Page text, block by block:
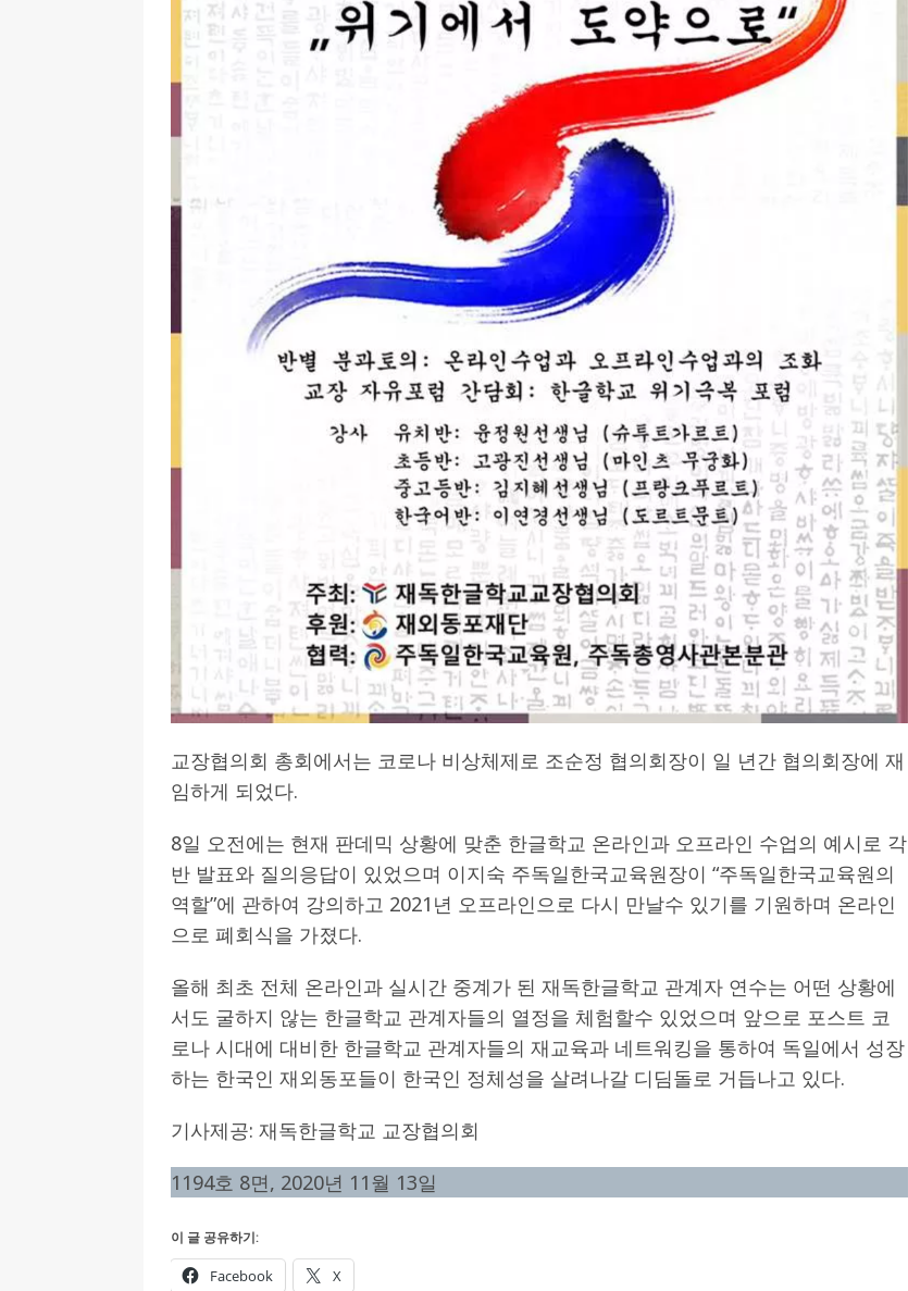
교장협의회 총회에서는 코로나 비상체제로 조순정 협의회장이 일 년간 협의회장에 재
임하게 되었다.
8일 오전에는 현재 판데믹 상황에 맞춘 한글학교 온라인과 오프라인 수업의 예시로 각
반 발표와 질의응답이 있었으며 이지숙 주독일한국교육원장이 “주독일한국교육원의
역할”에 관하여 강의하고 2021년 오프라인으로 다시 만날수 있기를 기원하며 온라인
으로 폐회식을 가졌다.
올해 최초 전체 온라인과 실시간 중계가 된 재독한글학교 관계자 연수는 어떤 상황에
서도 굴하지 않는 한글학교 관계자들의 열정을 체험할수 있었으며 앞으로 포스트 코
로나 시대에 대비한 한글학교 관계자들의 재교육과 네트워킹을 통하여 독일에서 성장
하는 한국인 재외동포들이 한국인 정체성을 살려나갈 디딤돌로 거듭나고 있다.
기사제공: 재독한글학교 교장협의회
1194호 8면, 2020년 11월 13일
이 글 공유하기:
Facebook X